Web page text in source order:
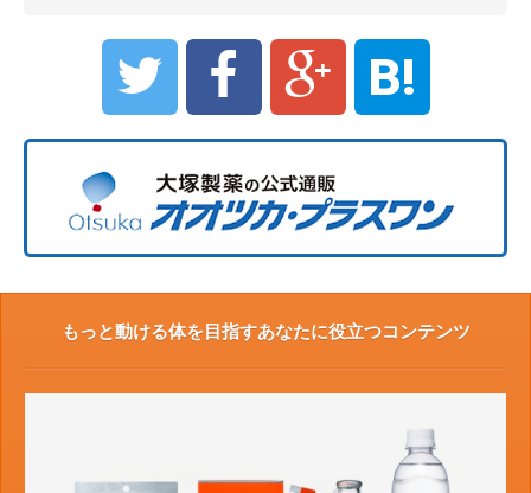
B!
もっと動ける体を目指すあなたに役立つコンテンツ